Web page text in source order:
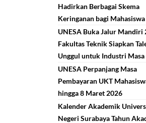
Hadirkan Berbagai Skema
Keringanan bagi Mahasiswa
UNESA Buka Jalur Mandiri
Fakultas Teknik Siapkan
Unggul untuk Industri Masa
UNESA Perpanjang Masa
Pembayaran UKT
hingga 8 Maret 2026
Kalender Akademik
Negeri Surabaya Tahun